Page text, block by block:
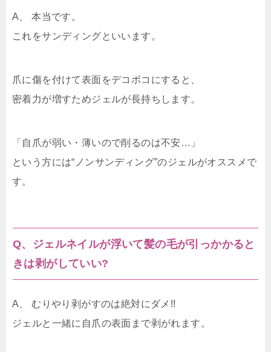
A、 本当です。
これをサンディングといいます。
爪に傷を付けて表面をデコボコにすると、
密着力が増すためジェルが長持ちします。
「自爪が弱い・薄いので削るのは不安…」
という方には“ノンサンディング”のジェルがオススメで
す。
Q、ジェルネイルが浮いて髪の毛が引っかかると
きは剥がしていい?
A、 むりやり剥がすのは絶対にダメ!!
ジェルと一緒に自爪の表面まで剥がれます。